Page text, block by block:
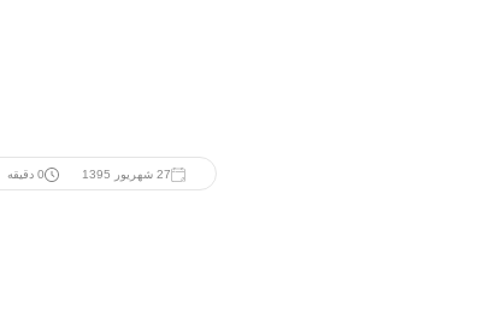
27 شهریور 1395 0 دقیقه